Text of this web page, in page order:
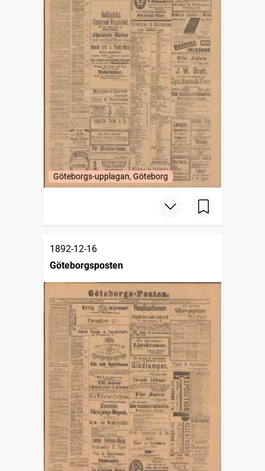
Göteborgs-upplagan, Göteborg
1892-12-16
Göteborgsposten